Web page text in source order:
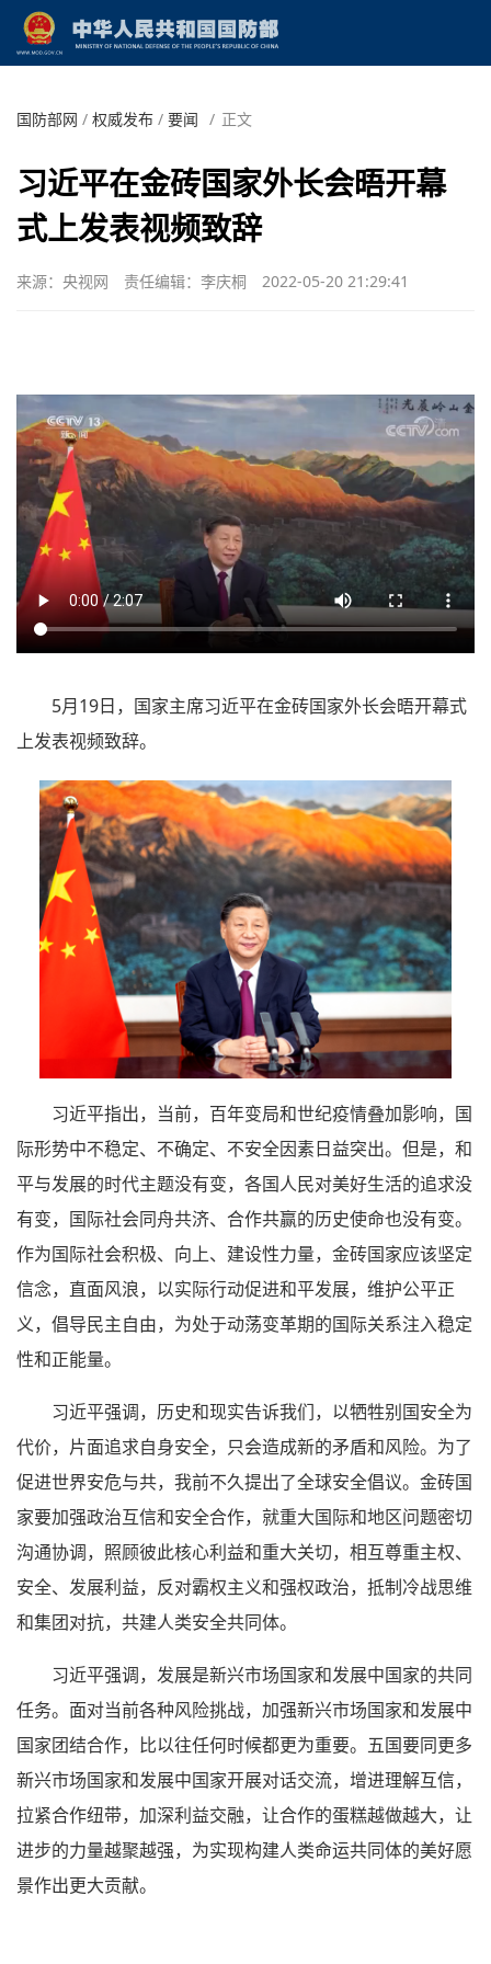
国防部网 / 权威发布 / 要闻 / 正文
习近平在金砖国家外长会晤开幕
式上发表视频致辞
来源：央视网 责任编辑：李庆桐 2022-05-20 21:29:41
5月19日，国家主席习近平在金砖国家外长会晤开幕式
上发表视频致辞。
习近平指出，当前，百年变局和世纪疫情叠加影响，国
际形势中不稳定、不确定、不安全因素日益突出。但是，和
平与发展的时代主题没有变，各国人民对美好生活的追求没
有变，国际社会同舟共济、合作共赢的历史使命也没有变。
作为国际社会积极、向上、建设性力量，金砖国家应该坚定
信念，直面风浪，以实际行动促进和平发展，维护公平正
义，倡导民主自由，为处于动荡变革期的国际关系注入稳定
性和正能量。
习近平强调，历史和现实告诉我们，以牺牲别国安全为
代价，片面追求自身安全，只会造成新的矛盾和风险。为了
促进世界安危与共，我前不久提出了全球安全倡议。金砖国
家要加强政治互信和安全合作，就重大国际和地区问题密切
沟通协调，照顾彼此核心利益和重大关切，相互尊重主权、
安全、发展利益，反对霸权主义和强权政治，抵制冷战思维
和集团对抗，共建人类安全共同体。
习近平强调，发展是新兴市场国家和发展中国家的共同
任务。面对当前各种风险挑战，加强新兴市场国家和发展中
国家团结合作，比以往任何时候都更为重要。五国要同更多
新兴市场国家和发展中国家开展对话交流，增进理解互信，
拉紧合作纽带，加深利益交融，让合作的蛋糕越做越大，让
进步的力量越聚越强，为实现构建人类命运共同体的美好愿
景作出更大贡献。